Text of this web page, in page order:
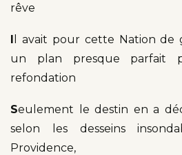
rêve
I l avait pour cette Nation de
un plan presque parfait
refondation
Seulement le destin en a
selon les desseins
Providence,